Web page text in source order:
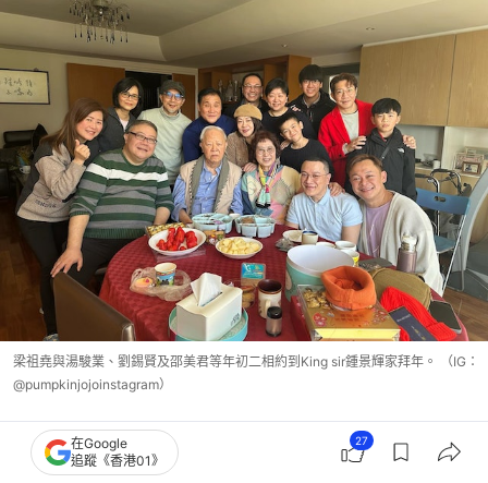
梁祖堯與湯駿業、劉錫賢及邵美君等年初二相約到King sir鍾景輝家拜年。 （IG：
@pumpkinjojoinstagram）
在Google
追蹤《香港01》
27